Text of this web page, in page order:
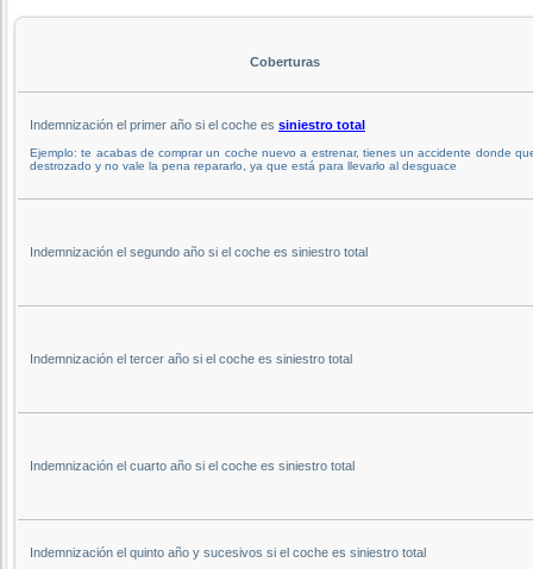
Coberturas
Indemnización el primer año si el coche es siniestro total
Ejemplo: te acabas de comprar un coche nuevo a estrenar, tienes un accidente donde
destrozado y no vale la pena repararlo, ya que está para llevarlo al desguace
Indemnización el segundo año si el coche es siniestro total
Indemnización el tercer año si el coche es siniestro total
Indemnización el cuarto año si el coche es siniestro total
Indemnización el quinto año y sucesivos si el coche es siniestro total